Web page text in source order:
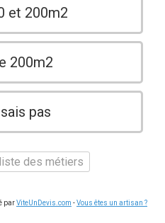
et 200m2
200m2
pas
des métiers
parViteUnDevis.com -Vous êtes un artisan ?